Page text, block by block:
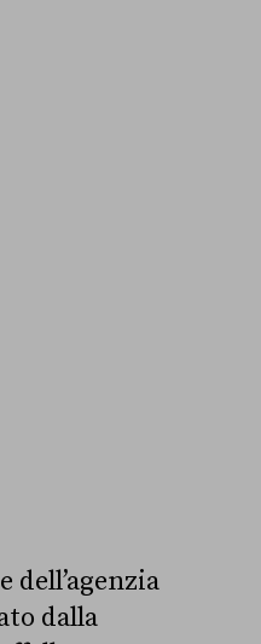
dell’agenzia
dalla